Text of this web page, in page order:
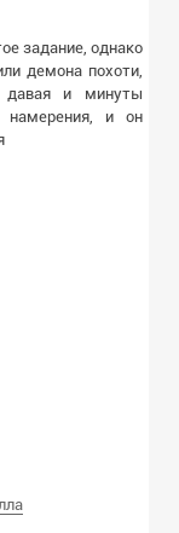
задание, однако
демона похоти,
давая и минуты
намерения, и он